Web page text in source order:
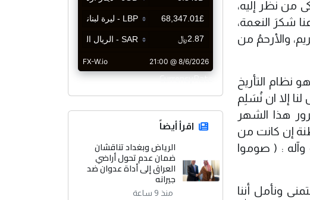
من نظر إليه،
شكرَ النعمة،
والأرحمُ من
نظام التأريخ
إلا ان نُسَلِم
هذا الشهر
إن كانت من
: ( صوموا
ونأمل أننا
CurrencyRate
اقرأ أيضاً
الرياض وبغداد تناقشان
ضمان عدم تحول أراضي
العراق إلى أداة عدوان ضد
جيرانه
منذ 9 ساعة